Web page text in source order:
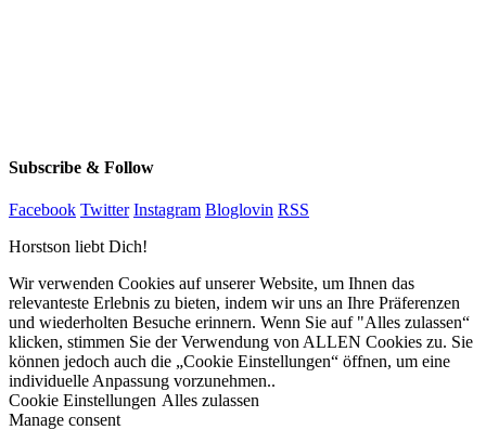
Subscribe & Follow
Facebook Twitter Instagram Bloglovin RSS
Horstson liebt Dich!
Wir verwenden Cookies auf unserer Website, um Ihnen das
relevanteste Erlebnis zu bieten, indem wir uns an Ihre Präferenzen
und wiederholten Besuche erinnern. Wenn Sie auf "Alles zulassen“
klicken, stimmen Sie der Verwendung von ALLEN Cookies zu. Sie
können jedoch auch die „Cookie Einstellungen“ öffnen, um eine
individuelle Anpassung vorzunehmen..
Cookie Einstellungen Alles zulassen
Manage consent